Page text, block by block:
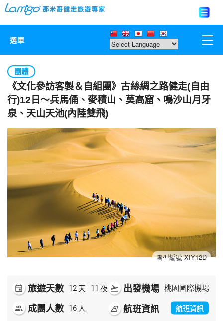
選單
那米哥莊園
中國
日本
亞洲韓國
歐美紐澳
台灣
夯講座
自由行
團體
《文化參訪客製＆自組團》古絲綢之路健走(自由
行)12日～兵馬俑、麥積山、莫高窟、鳴沙山月牙
泉、天山天池(內陸雙飛)
團型編號 XIY12D
event 旅遊天數 12 天 11 夜
people 成團人數 16 人
flight_takeoff 出發機場 桃園國際機場
airlines 航班資訊 航班資訊